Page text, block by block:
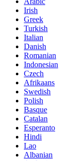
Irish
Greek
Turkish
Italian
Danish
Romanian
Indonesian
Czech
Afrikaans
Swedish
Polish
Basque
Catalan
Esperanto
Hindi
Lao
Albanian